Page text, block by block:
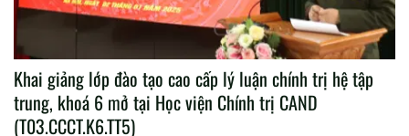
Phản hồi
Ý kiến của bạn:(Không quá 1000 ký tự)